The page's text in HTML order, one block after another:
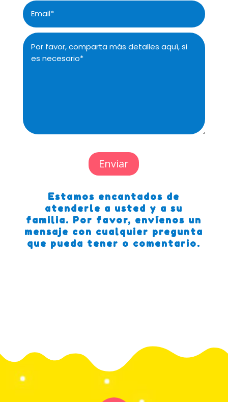
Enviar
Estamos encantados de
atenderle a usted y a su
familia. Por favor, envíenos un
mensaje con cualquier pregunta
que pueda tener o comentario.